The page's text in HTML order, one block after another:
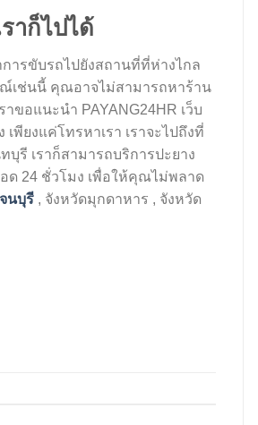
าก็ไปได้
ารขับรถไปยังสถานที่ที่ห่างไกล
ณ์เช่นนี้ คุณอาจไม่สามารถหาร้าน
ขอแนะนำ PAYANG24HR เว็บ
ยงแค่โทรหาเรา เราจะไปถึงที่
รี เราก็สามารถบริการปะยาง
ด 24 ชั่วโมง เพื่อให้คุณไม่พลาด
นบุรี , จังหวัดมุกดาหาร , จังหวัด